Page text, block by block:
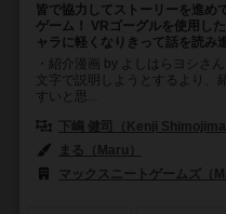
皆で協力してストーリーを進め
ゲーム！ VRゴーグルを使用し
ャラに軽くなりきって話を読み
・紹介漫画 by よしはらヨシさ
文字で説明しようとするより、
すいと思...
下嶋 健司（Kenji Shimojima
まる（Maru）
マックスニートゲームズ（